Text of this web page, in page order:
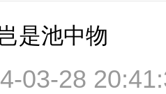
是池中物
03-28